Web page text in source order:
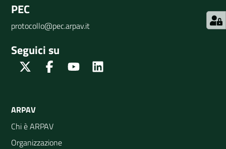
PEC
protocollo@pec.arpav.it
Seguici su
Twitter FacebookYoutube
ARPAV
Chi è ARPAV
Organizzazione